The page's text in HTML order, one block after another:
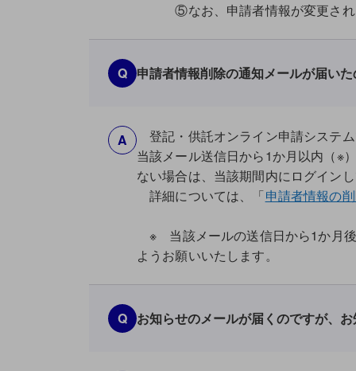
⑤なお、申請者情報が変更された
Q 申請者情報削除の通知メールが届い
A
登記・供託オンライン申請システ
当該メール送信日から1か月以内（※
ない場合は、当該期間内にログイン
詳細については、「申請者情報の
※ 当該メールの送信日から1か月後
ようお願いいたします。
Q お知らせのメールが届くのですが、